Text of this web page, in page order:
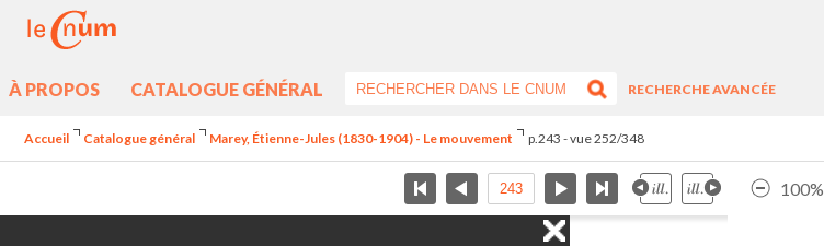
À PROPOS CATALOGUE GÉNÉRAL
RECHERCHE AVANCÉE
Accueil Catalogue général Marey, Étienne-Jules (1830-1904) - Le mouvement p.243 - vue 252/348
100%